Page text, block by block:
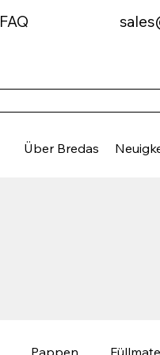
Über Bredas
FAQ
Pappen